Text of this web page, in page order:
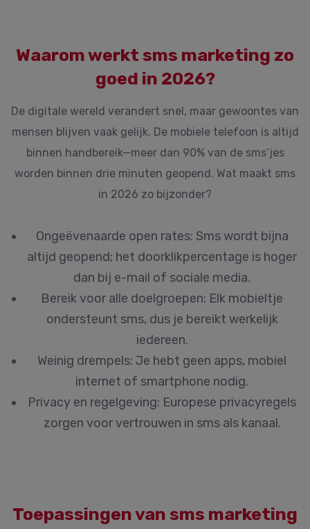
Waarom werkt sms marketing zo
goed in 2026?
De digitale wereld verandert snel, maar gewoontes van
mensen blijven vaak gelijk. De mobiele telefoon is altijd
binnen handbereik—meer dan 90% van de sms’jes
worden binnen drie minuten geopend. Wat maakt sms
in 2026 zo bijzonder?
Ongeëvenaarde open rates: Sms wordt bijna
altijd geopend; het doorklikpercentage is hoger
dan bij e-mail of sociale media.
Bereik voor alle doelgroepen: Elk mobieltje
ondersteunt sms, dus je bereikt werkelijk
iedereen.
Weinig drempels: Je hebt geen apps, mobiel
internet of smartphone nodig.
Privacy en regelgeving: Europese privacyregels
zorgen voor vertrouwen in sms als kanaal.
Toepassingen van sms marketing